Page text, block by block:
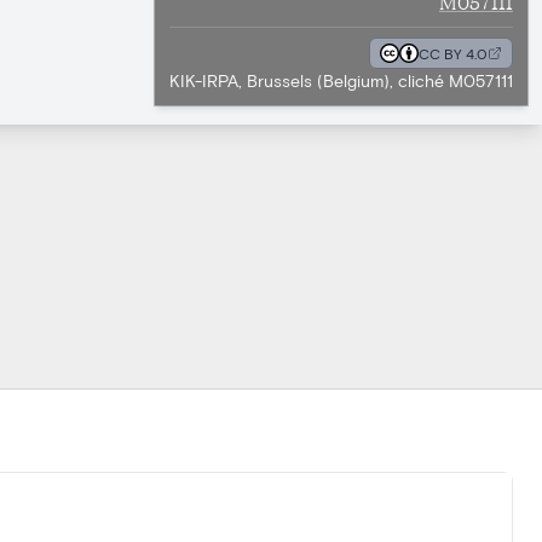
CC BY 4.0
KIK-IRPA, Brussels (Belgium), cliché M057111